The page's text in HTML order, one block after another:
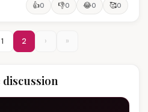
👍0 👎0 😂0 🥰0
1 2 › »
discussion